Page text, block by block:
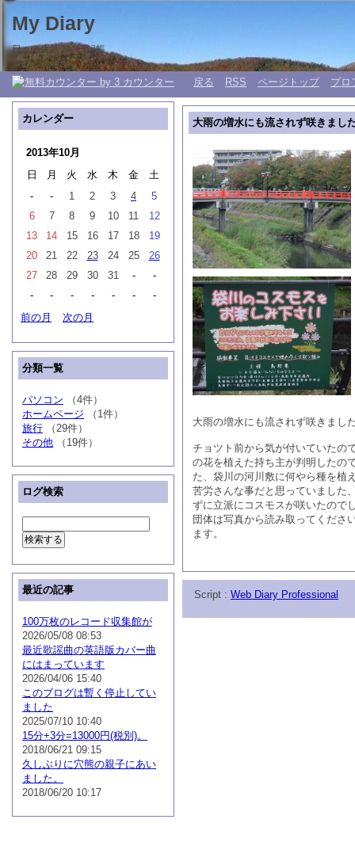
My Diary
日々の生活 My 日記帳。
戻る RSS ページトップ プロ
大雨の増水にも流されず咲きまし
大雨の増水にも流されず咲きまし
チョツト前から気が付いていたの
の花を植えた持ち主が判明したの
た、袋川の河川敷に何やら種を植
苦労さんな事だと思っていました
ずに立派にコスモスが咲いたので
団体は写真から読み取ってくださ
ます。
カレンダー
2013年10月
日
月 火 水 木 金
土
-
- 1 2 3 4
5
6
7 8 9 10 11
12
13
14 15 16 17 18
19
20
21 22 23 24 25
26
27
28 29 30 31 -
-
-
- - - - -
-
前の月
次の月
分類一覧
パソコン （4件）
ホームページ （1件）
旅行 （29件）
その他 （19件）
ログ検索
最近の記事
100万枚のレコード収集館が
2026/05/08 08:53
最近歌謡曲の英語版カバー曲
にはまっています
2026/04/06 15:40
このブログは暫く停止してい
ました
2025/07/10 10:40
15分+3分=13000円(税別)。
2018/06/21 09:15
久しぶりに穴熊の親子にあい
ました。
2018/06/20 10:17
Script : Web Diary Professional